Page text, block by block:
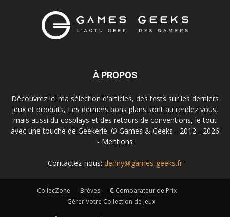
À PROPOS
Découvrez ici ma sélection d'articles, des tests sur les derniers
jeux et produits, Les derniers bons plans sont au rendez vous,
mais aussi du cosplays et des retours de conventions, le tout
avec une touche de Geekerie. © Games & Geeks - 2012 - 2026
- Mentions
Contactez-nous: denny@games-geeks.fr
CollecZone Brèves
Comparateur de Prix
Gérer Votre Collection de Jeux